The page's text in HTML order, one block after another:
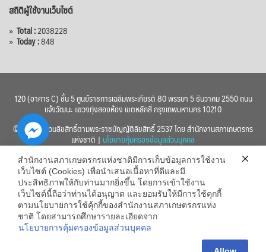
สถิติผู้ใช้งานเว็บไซต์
» Total :2038228
» Today :848
120 (อาคาร C) ชั้น 5 ศูนย์ราชการเฉลิมพระเกียรติ 80 พรรษา 5 ธันวาคม 2550 ถนน
แจ้งวัฒนะ แขวงทุ่งสองห้อง เขตหลักสี่ กรุงเทพมหานคร 10210
© 2560 สงวนลิขสิทธิ์ตามพระราชบัญญัติลิขสิทธิ์ 2537 โดย สำนักงานสภาเกษตรกร
แห่งชาติ | นโยบายคุ้มครองข้อมูลส่วนบุคคล
สำนักงานสภาเกษตรกรแห่งชาติมีการเก็บข้อมูลการใช้งาน
เว็บไซต์ (Cookies) เพื่อนำเสนอเนื้อหาที่ดีและมี
ประสิทธิภาพให้กับท่านมากยิ่งขึ้น โดยการเข้าใช้งาน
เว็บไซต์นี้ถือว่าท่านได้อนุญาต และยอมรับให้มีการใช้คุกกี้
ตามนโยบายการใช้คุ้กกี้ของสำนักงานสภาเกษตรกรแห่ง
ชาติ โดยสามารถศึกษารายละเอียดจาก
นโยบายการคุ้มครองข้อมูลส่วนบุคคล
Hide
chaty